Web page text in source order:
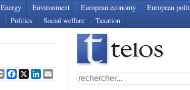
Energy Environment European economy
European
Politics Social welfare Taxation
PrintFacebook
X LinkedIn
Email